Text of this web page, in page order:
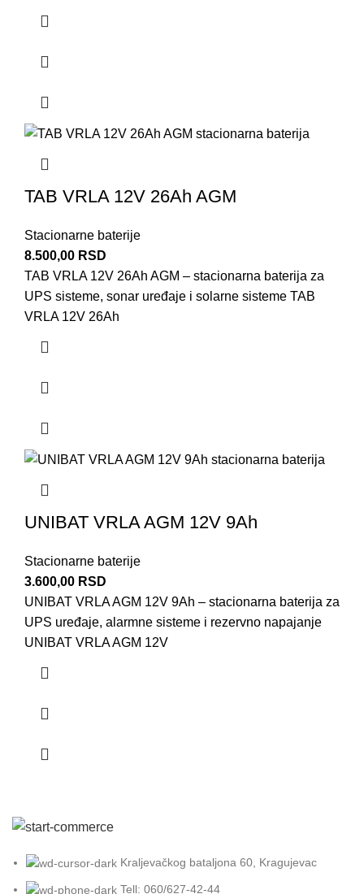
TAB VRLA 12V 26Ah AGM
Stacionarne baterije
8.500,00 RSD
TAB VRLA 12V 26Ah AGM – stacionarna baterija za
UPS sisteme, sonar uređaje i solarne sisteme TAB
VRLA 12V 26Ah
UNIBAT VRLA AGM 12V 9Ah
Stacionarne baterije
3.600,00 RSD
UNIBAT VRLA AGM 12V 9Ah – stacionarna baterija za
UPS uređaje, alarmne sisteme i rezervno napajanje
UNIBAT VRLA AGM 12V
Kraljevačkog bataljona 60, Kragujevac
Tell: 060/627-42-44